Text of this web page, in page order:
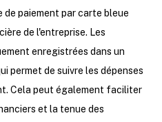
de paiement par carte bleue
de l'entreprise. Les
enregistrées dans un
permet de suivre les dépenses
Cela peut également faciliter
et la tenue des